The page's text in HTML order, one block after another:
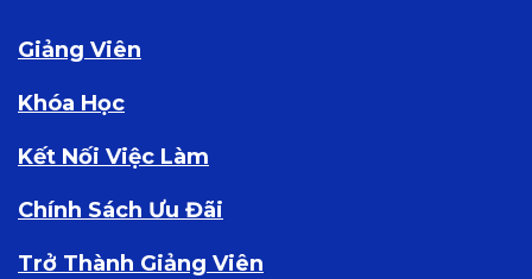
Giảng Viên
Khóa Học
Kết Nối Việc Làm
Chính Sách Ưu Đãi
Trở Thành Giảng Viên